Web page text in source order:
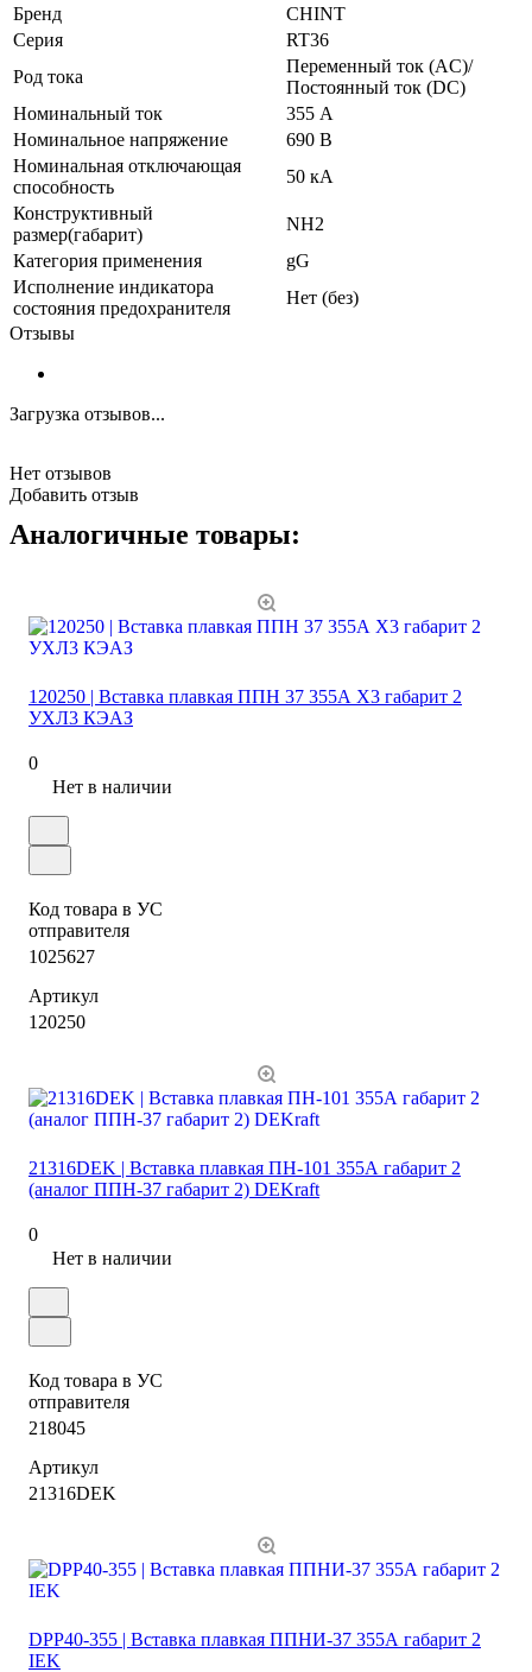
Бренд
CHINT
Серия
RT36
Род тока
Переменный ток (AC)/
Постоянный ток (DC)
Номинальный ток
355 А
Номинальное напряжение
690 В
Номинальная отключающая
способность
50 кА
Конструктивный
размер(габарит)
NH2
Категория применения
gG
Исполнение индикатора
состояния предохранителя
Нет (без)
Отзывы
Загрузка отзывов...
Нет отзывов
Добавить отзыв
Аналогичные товары:
120250 | Вставка плавкая ППН 37 355А Х3 габарит 2
УХЛ3 КЭАЗ
0
Нет в наличии
Код товара в УС
отправителя
1025627
Артикул
120250
21316DEK | Вставка плавкая ПН-101 355А габарит 2
(аналог ППН-37 габарит 2) DEKraft
0
Нет в наличии
Код товара в УС
отправителя
218045
Артикул
21316DEK
DPP40-355 | Вставка плавкая ППНИ-37 355А габарит 2
IEK